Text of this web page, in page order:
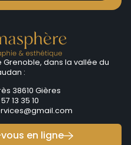
Grenoble, dans la vallée du
:
38610 Gières
13 35 10
en ligne